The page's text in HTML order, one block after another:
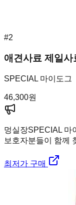
#2
애견사료 제일
SPECIAL 마이도그
46,300원
멍실장SPECIAL 마
보호자분들이 함께
최저가 구매